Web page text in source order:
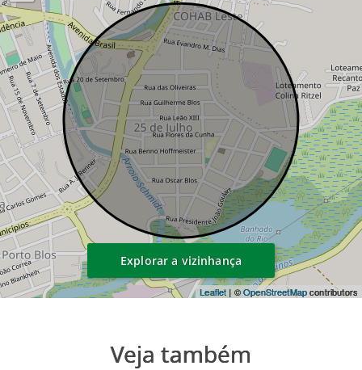
Leaflet | ©OpenStreetMapcontributors
Explorar a vizinhança
Veja também